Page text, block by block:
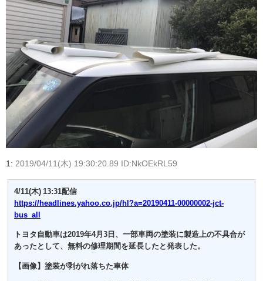
1: 2019/04/11(木) 19:30:20.89 ID:NkOEkRL59
4/11(木) 13:31配信
https://headlines.yahoo.co.jp/hl?a=20190411-00000002-jct-
bus_all
トヨタ自動車は2019年4月3日、一部車両の塗装に製造上の不具合が
あったとして、無料の修理期間を延長したと発表した。
【画像】塗装が剥がれ落ちた車体